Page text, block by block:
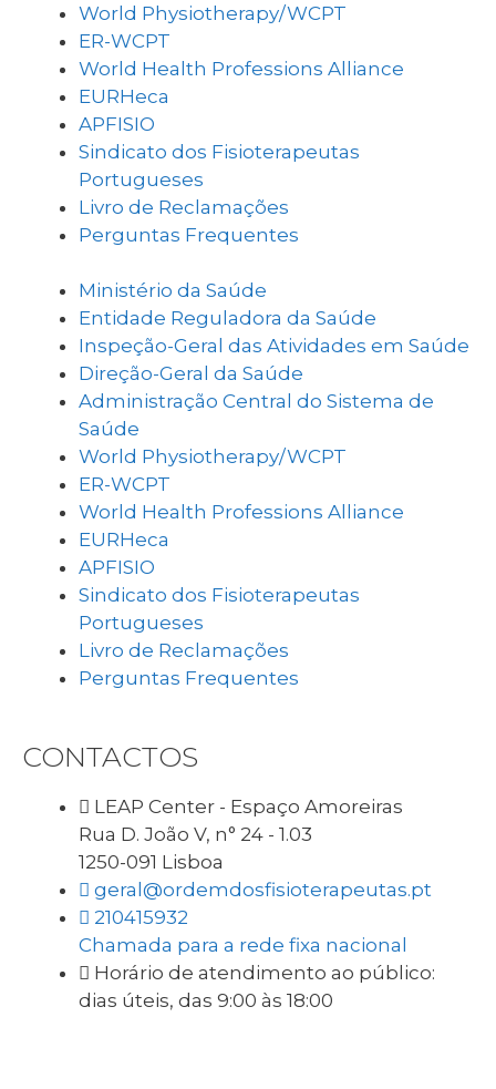
World Physiotherapy/WCPT
ER-WCPT
World Health Professions Alliance
EURHeca
APFISIO
Sindicato dos Fisioterapeutas
Portugueses
Livro de Reclamações
Perguntas Frequentes
Ministério da Saúde
Entidade Reguladora da Saúde
Inspeção-Geral das Atividades em Saúde
Direção-Geral da Saúde
Administração Central do Sistema de
Saúde
World Physiotherapy/WCPT
ER-WCPT
World Health Professions Alliance
EURHeca
APFISIO
Sindicato dos Fisioterapeutas
Portugueses
Livro de Reclamações
Perguntas Frequentes
CONTACTOS
LEAP Center - Espaço Amoreiras
Rua D. João V, n° 24 - 1.03
1250-091 Lisboa
geral@ordemdosfisioterapeutas.pt
210415932
Chamada para a rede fixa nacional
Horário de atendimento ao público:
dias úteis, das 9:00 às 18:00